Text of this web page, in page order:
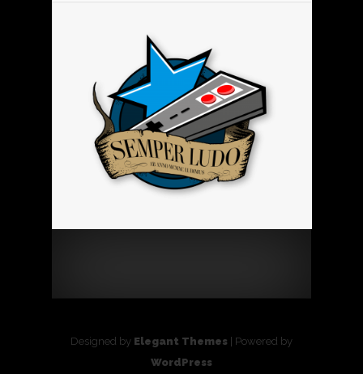
Designed by Elegant Themes | Powered by
WordPress